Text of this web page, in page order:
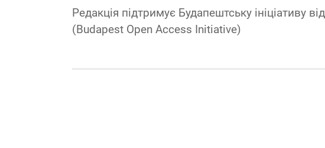
Редакція підтримує Будапештську ініціативу
(Budapest Open Access Initiative)